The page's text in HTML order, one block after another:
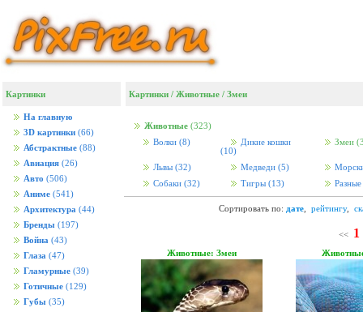
Картинки
На главную
3D картинки (66)
Абстрактные (88)
Авиация (26)
Авто (506)
Аниме (541)
Архитектура (44)
Бренды (197)
Война (43)
Глаза (47)
Гламурные (39)
Готичные (129)
Губы (35)
Картинки / Животные / Змеи
Животные (323)
Волки (8)
Дикие кошки
(10)
Змеи
Львы (32) Медведи (5)
Собаки (32) Тигры (13) Разные
Сортировать по: дате рейтингу,
<< 1
Животные: Змеи